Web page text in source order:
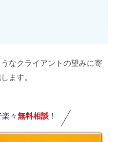
なクライアントの望みに寄
ます。
々無料相談！